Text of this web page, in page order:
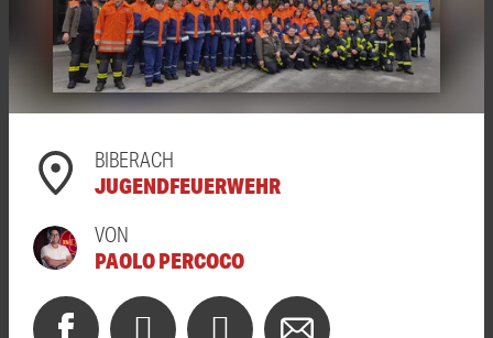
BIBERACH
JUGENDFEUERWEHR
VON
PAOLO PERCOCO